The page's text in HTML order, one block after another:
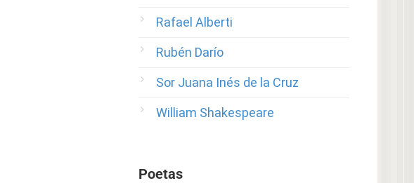
Rafael Alberti
Rubén Darío
Sor Juana Inés de la Cruz
William Shakespeare
Poetas